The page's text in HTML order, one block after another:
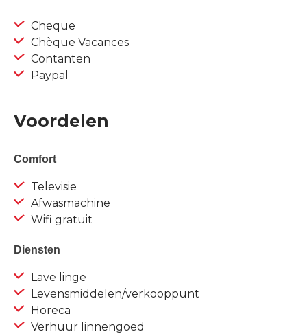
Cheque
Chèque Vacances
Contanten
Paypal
Voordelen
Comfort
Televisie
Afwasmachine
Wifi gratuit
Diensten
Lave linge
Levensmiddelen/verkooppunt
Horeca
Verhuur linnengoed